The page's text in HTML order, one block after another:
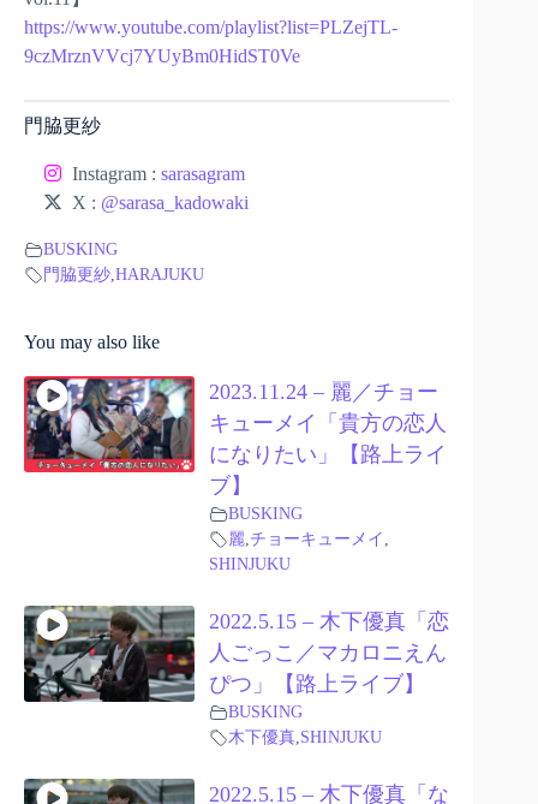
https://www.youtube.com/playlist?list=PLZejTL-
9czMrznVVcj7YUyBm0HidST0Ve
門脇更紗
Instagram : sarasagram
X : @sarasa_kadowaki
BUSKING
門脇更紗 HARAJUKU
You may also like
2023.11.24 – 麗／チョー
キューメイ「貴方の恋人
になりたい」【路上ライ
ブ】
BUSKING
麗 チョーキューメイ
SHINJUKU
2022.5.15 – 木下優真「恋
人ごっこ／マカロニえん
ぴつ」【路上ライブ】
BUSKING
木下優真, SHINJUKU
2022.5.15 – 木下優真「な